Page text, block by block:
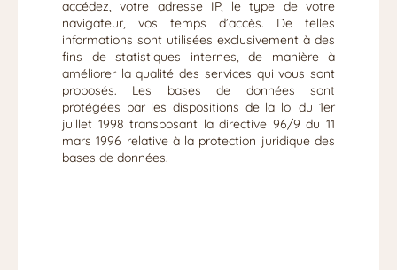
accédez, votre adresse IP, le type de votre
navigateur, vos temps d’accès. De telles
informations sont utilisées exclusivement à des
fins de statistiques internes, de manière à
améliorer la qualité des services qui vous sont
proposés. Les bases de données sont
protégées par les dispositions de la loi du 1er
juillet 1998 transposant la directive 96/9 du 11
mars 1996 relative à la protection juridique des
bases de données.